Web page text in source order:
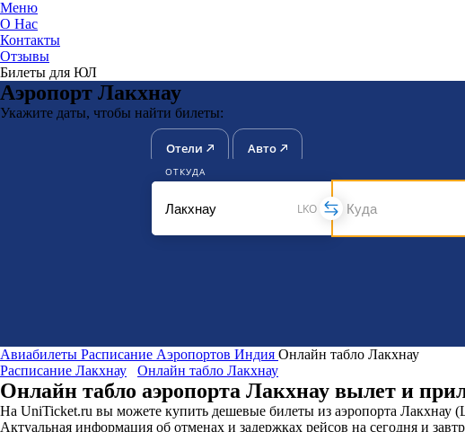
Меню
О Нас
Контакты
Отзывы
Билеты для ЮЛ
Аэропорт Лакхнау
Укажите даты, чтобы найти билеты:
Отели Авто
ОТКУДА
LKO
Авиабилеты Расписание Аэропортов Индия Онлайн табло Лакхнау
Расписание Лакхнау
Онлайн табло Лакхнау
Онлайн табло аэропорта Лакхнау вылет и
На UniTicket.ru вы можете купить дешевые билеты из аэропорта Лакхнау
Актуальная информация об отменах и задержках рейсов на сегодня и